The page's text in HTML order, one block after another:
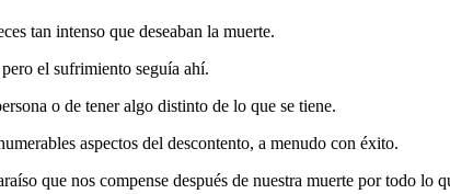
tan intenso que deseaban la muerte.
el sufrimiento seguía ahí.
o de tener algo distinto de lo que se tiene.
aspectos del descontento, a menudo con éxito.
que nos compense después de nuestra muerte por todo lo